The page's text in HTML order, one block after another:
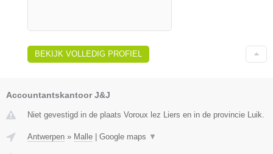
BEKIJK VOLLEDIG PROFIEL
Accountantskantoor J&J
Niet gevestigd in de plaats Voroux lez Liers en in de provincie Luik.
Antwerpen » Malle Google maps ▼